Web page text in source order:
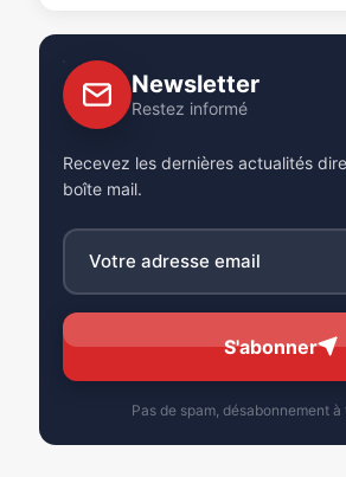
Newsletter
Restez informé
Recevez les dernières actualités
boîte mail.
S'abonner
Pas de spam, désabonnement